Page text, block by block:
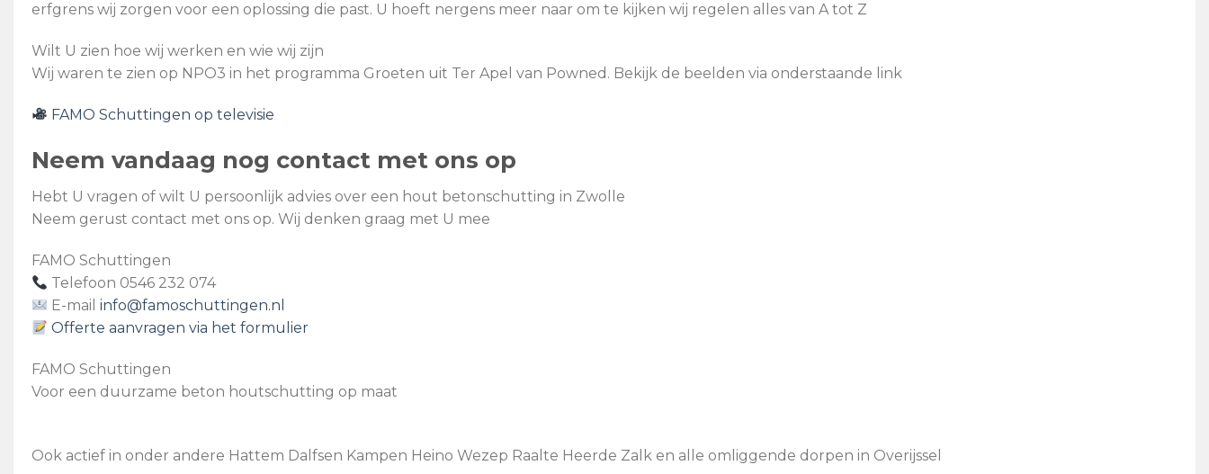
erfgrens wij zorgen voor een oplossing die past. U hoeft nergens meer naar om te kijken wij regelen alles van A tot Z
Wilt U zien hoe wij werken en wie wij zijn
Wij waren te zien op NPO3 in het programma Groeten uit Ter Apel van Powned. Bekijk de beelden via onderstaande link
FAMO Schuttingen op televisie
Neem vandaag nog contact met ons op
Hebt U vragen of wilt U persoonlijk advies over een hout betonschutting in Zwolle
Neem gerust contact met ons op. Wij denken graag met U mee
FAMO Schuttingen
Telefoon 0546 232 074
E-mailinfo@famoschuttingen.nl
Offerte aanvragen via het formulier
FAMO Schuttingen
Voor een duurzame beton houtschutting op maat
Ook actief in onder andere Hattem Dalfsen Kampen Heino Wezep Raalte Heerde Zalk en alle omliggende dorpen in Overijssel